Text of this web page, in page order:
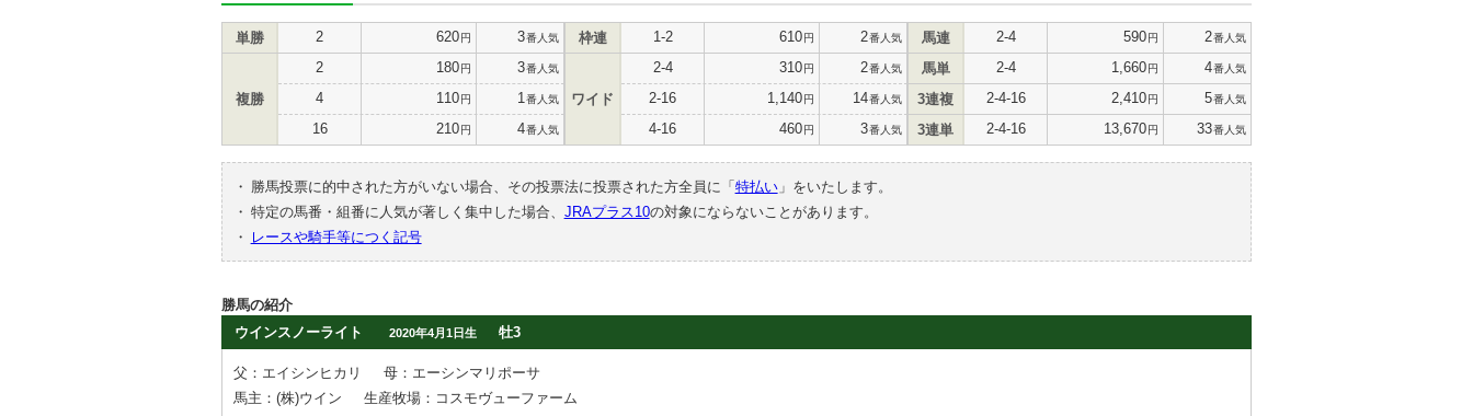
単勝 2 620円 3番人気
複勝
2 180円 3番人気
4 110円 1 番人気
16 210円 4番人気
枠連 1-2 610円 2番人気
ワイド
2-4 310円 2番人気
2-16 1,140円 14番人気
4-16 460円 3番人気
馬連 2-4 590円 2番人気
馬単 2-4 1,660円 4番人気
3連複 2-4-16 2,410円 5番人気
3連単 2-4-16 13,670円 33番人気
・ 勝馬投票に的中された方がいない場合、その投票法に投票された方全員に「 特払い」をいたします。
・ 特定の馬番・組番に人気が著しく集中した場合、 JRAプラス10の対象にならないことがあります。
・
レースや騎手等につく記号
勝馬の紹介
ウインスノーライト
2020年4月1日生 牡3
父：エイシンヒカリ
母：エーシンマリポーサ
馬主：(株)ウイン
生産牧場：コスモヴューファーム